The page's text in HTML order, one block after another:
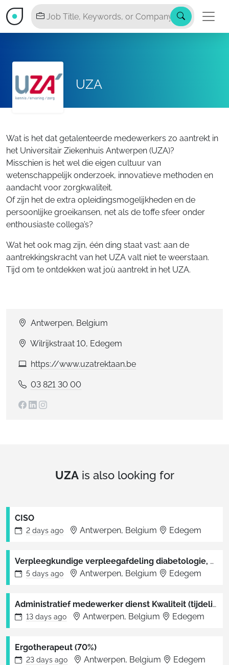
UZA
Wat is het dat getalenteerde medewerkers zo aantrekt in
het Universitair Ziekenhuis Antwerpen (UZA)?
Misschien is het wel die eigen cultuur van
wetenschappelijk onderzoek, innovatieve methoden en
aandacht voor zorgkwaliteit.
Of zijn het de extra opleidingsmogelijkheden en de
persoonlijke groeikansen, net als de toffe sfeer onder
enthousiaste collega’s?
Wat het ook mag zijn, één ding staat vast: aan de
aantrekkingskracht van het UZA valt niet te weerstaan.
Tijd om te ontdekken wat joù aantrekt in het UZA.
Antwerpen, Belgium
Wilrijkstraat 10, Edegem
https://www.uzatrektaan.be
03 821 30 00
UZAis also looking for
CISO
2 days ago Antwerpen, Belgium Edegem
Verpleegkundige verpleegafdeling diabetologie, endocrinologie en gastro-enterologie
5 days ago Antwerpen, Belgium Edegem
Administratief medewerker dienst Kwaliteit (tijdelijk)
13 days ago Antwerpen, Belgium Edegem
Ergotherapeut (70%)
23 days ago Antwerpen, Belgium Edegem